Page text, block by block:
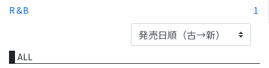
R&B
1
ALL